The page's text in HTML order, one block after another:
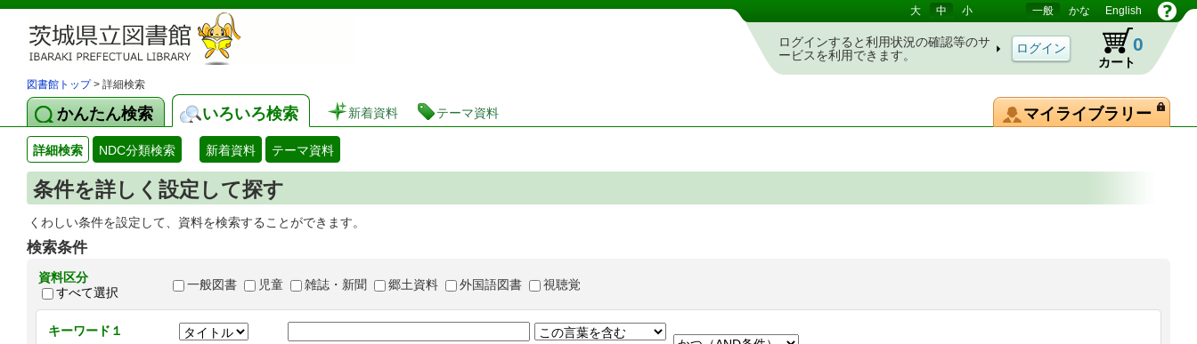
茨城県立図書館 蔵書検索・予約システム 大 中 小 一般 かな English
ログインすると利用状況の確認等のサ
ービスを利用できます。
カート
0
図書館トップ> 詳細検索
かんたん検索 いろいろ検索 新着資料 テーマ資料 マイライブラリー
詳細検索 NDC分類検索 新着資料 テーマ資料
条件を詳しく設定して探す
くわしい条件を設定して、資料を検索することができます。
検索条件
資料区分
すべて選択
一般図書 児童 雑誌・新聞 郷土資料 外国語図書 視聴覚
キーワード１